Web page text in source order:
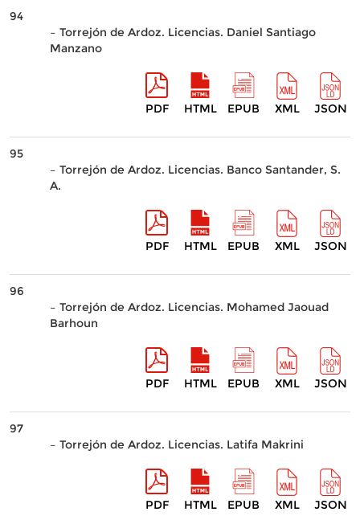
94
– Torrejón de Ardoz. Licencias. Daniel Santiago
Manzano
PDF HTML EPUB XML JSON
95
– Torrejón de Ardoz. Licencias. Banco Santander, S.
A.
PDF HTML EPUB XML JSON
96
– Torrejón de Ardoz. Licencias. Mohamed Jaouad
Barhoun
PDF HTML EPUB XML JSON
97
– Torrejón de Ardoz. Licencias. Latifa Makrini
PDF HTML EPUB XML JSON